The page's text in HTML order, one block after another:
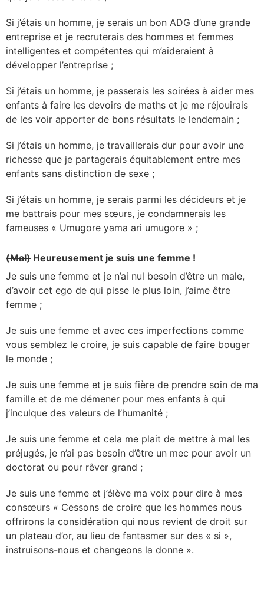
Si j’étais un homme, je serais un bon ADG d’une grande
entreprise et je recruterais des hommes et femmes
intelligentes et compétentes qui m’aideraient à
développer l’entreprise ;
Si j’étais un homme, je passerais les soirées à aider mes
enfants à faire les devoirs de maths et je me réjouirais
de les voir apporter de bons résultats le lendemain ;
Si j’étais un homme, je travaillerais dur pour avoir une
richesse que je partagerais équitablement entre mes
enfants sans distinction de sexe ;
Si j’étais un homme, je serais parmi les décideurs et je
me battrais pour mes sœurs, je condamnerais les
fameuses « Umugore yama ari umugore » ;
(Mal) Heureusement je suis une femme !
Je suis une femme et je n’ai nul besoin d’être un male,
d’avoir cet ego de qui pisse le plus loin, j’aime être
femme ;
Je suis une femme et avec ces imperfections comme
vous semblez le croire, je suis capable de faire bouger
le monde ;
Je suis une femme et je suis fière de prendre soin de ma
famille et de me démener pour mes enfants à qui
j’inculque des valeurs de l’humanité ;
Je suis une femme et cela me plait de mettre à mal les
préjugés, je n’ai pas besoin d’être un mec pour avoir un
doctorat ou pour rêver grand ;
Je suis une femme et j’élève ma voix pour dire à mes
consœurs « Cessons de croire que les hommes nous
offrirons la considération qui nous revient de droit sur
un plateau d’or, au lieu de fantasmer sur des « si »,
instruisons-nous et changeons la donne ».